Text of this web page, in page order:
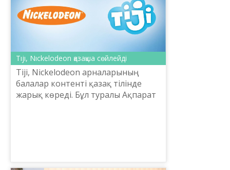
Tıjı, Nıckelodeon қазақша сөйлейді
Tiji, Nickelodeon арналарының
балалар контенті қазақ тілінде
жарық көре­ді. Бұл туралы Ақпарат